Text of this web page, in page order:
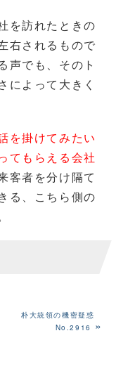
を訪れたときの
右されるもので
声でも、そのト
によって大きく
を掛けてみたい
てもらえる会社
客者を分け隔て
る、こちら側の
朴大統領の機密疑惑
No.2916
»